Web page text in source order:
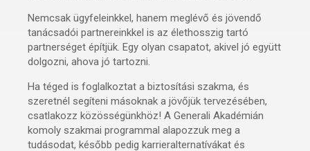
Nemcsak ügyfeleinkkel, hanem meglévő és jövendő
tanácsadói partnereinkkel is az élethosszig tartó
partnerséget építjük. Egy olyan csapatot, akivel jó együtt
dolgozni, ahova jó tartozni.
Ha téged is foglalkoztat a biztosítási szakma, és
szeretnél segíteni másoknak a jövőjük tervezésében,
csatlakozz közösségünkhöz! A Generali Akadémián
komoly szakmai programmal alapozzuk meg a
tudásodat, később pedig karrieralternatívákat és